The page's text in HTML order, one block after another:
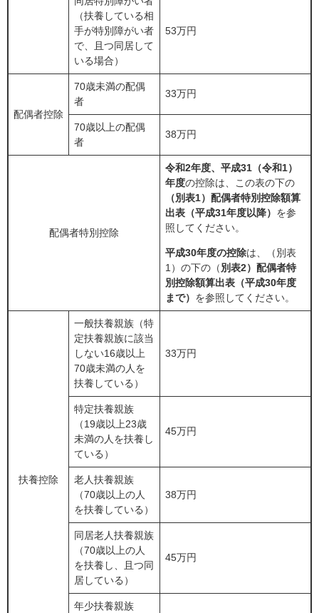
（扶養している相
手が特別障がい者
で、且つ同居して
いる場合）
53万円
配偶者控除
70歳未満の配偶
者
33万円
70歳以上の配偶
者
38万円
配偶者特別控除
令和2年度、平成31（令和1）
年度の控除は、この表の下の
（別表1）配偶者特別控除額算
出表（平成31年度以降） を参
照してください。
平成30年度の控除は、（別表
1）の下の（別表2）配偶者特
別控除額算出表（平成30年度
まで） を参照してください。
扶養控除
一般扶養親族（特
定扶養親族に該当
しない16歳以上
70歳未満の人を
扶養している）
33万円
特定扶養親族
（19歳以上23歳
未満の人を扶養し
ている）
45万円
老人扶養親族
（70歳以上の人
を扶養している）
38万円
同居老人扶養親族
（70歳以上の人
を扶養し、且つ同
居している）
45万円
年少扶養親族